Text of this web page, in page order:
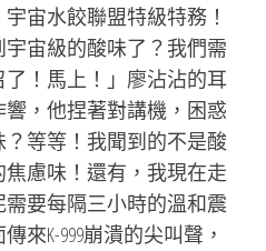
宇宙水餃聯盟特級特務！
宙級的酸味了？我們需
！馬上！」廖沾沾的耳
，他捏著對講機，困惑
等等！我聞到的不是酸
慮味！還有，我現在走
要每隔三小時的溫和震
來K-999崩潰的尖叫聲，